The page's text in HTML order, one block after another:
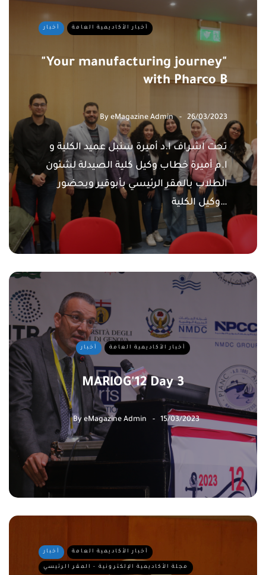
أخبار أخبار الأكاديمية العامة
"Your manufacturing journey"
with Pharco B
By eMagazine Admin 26/03/2023
ا.م أميرة خطاب وكيل كلية الصيدلة لشئون
الطلاب بالمقر الرئيسي بأبوقير وبحضور
وكيل الكلية…
أخبار أخبار الأكاديمية العامة
MARlOG'12 Day 3
By eMagazine Admin 15/03/2023
أخبار أخبار الأكاديمية العامة
مجلة الأكاديمية الإلكترونية - المقر الرئيسي